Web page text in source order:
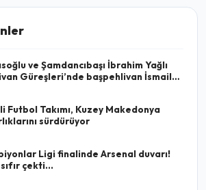
ve Şamdancıbaşı İbrahim Yağlı
Güreşleri’nde başpehlivan İsmail
Futbol Takımı, Kuzey Makedonya
sürdürüyor
Ligi finalinde Arsenal duvarı!
çekti...